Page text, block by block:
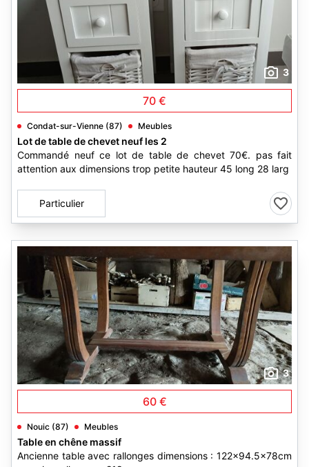
3
70 €
Condat-sur-Vienne (87) Meubles
Lot de table de chevet neuf les 2
Commandé neuf ce lot de table de chevet 70€. pas fait
attention aux dimensions trop petite hauteur 45 long 28 larg
Particulier
3
60 €
Nouic (87) Meubles
Table en chêne massif
Ancienne table avec rallonges dimensions : 122×94.5×78cm